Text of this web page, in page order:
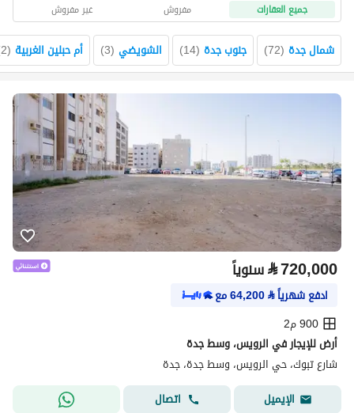
جميع العقارات مفروش غير مفروش
شمال جدة (
72
) جنوب جدة (
14
) الشويضي (
3
) أم حبلين الغربية (
2
⃁720,000 سنوياً
ادفع شهرياً⃁
64,200مع
900 م2
أرض للإيجار في الرويس، وسط جدة
شارع تبوك، حي الرويس، وسط جدة، جدة
الإيميل
اتصال